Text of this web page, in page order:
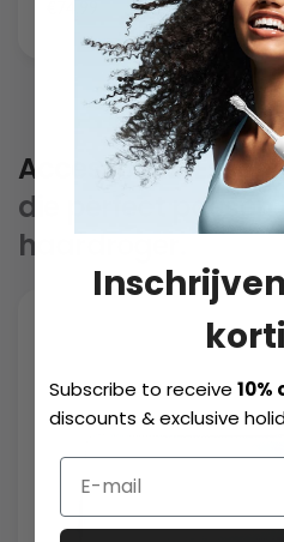
Accessoires.
die perfect passen
haardroger.
Subscribe to receive10%
discounts & exclusive